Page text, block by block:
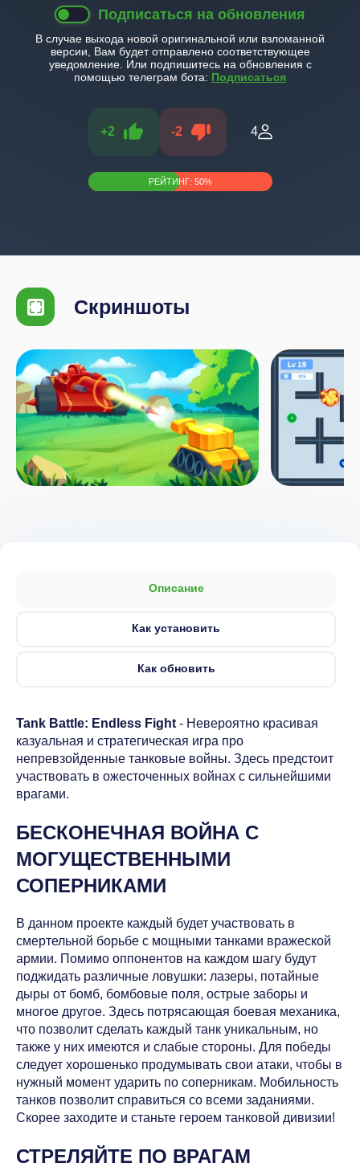
Подписаться на обновления
В случае выхода новой оригинальной или взломанной
версии, Вам будет отправлено соответствующее
уведомление. Или подпишитесь на обновления с
помощью телеграм бота: Подписаться
+2 -2 4
РЕЙТИНГ: 50%
Скриншоты
Описание
Как установить
Как обновить
Tank Battle: Endless Fight - Невероятно красивая
казуальная и стратегическая игра про
непревзойденные танковые войны. Здесь предстоит
участвовать в ожесточенных войнах с сильнейшими
врагами.
БЕСКОНЕЧНАЯ ВОЙНА С
МОГУЩЕСТВЕННЫМИ
СОПЕРНИКАМИ
В данном проекте каждый будет участвовать в
смертельной борьбе с мощными танками вражеской
армии. Помимо оппонентов на каждом шагу будут
поджидать различные ловушки: лазеры, потайные
дыры от бомб, бомбовые поля, острые заборы и
многое другое. Здесь потрясающая боевая механика,
что позволит сделать каждый танк уникальным, но
также у них имеются и слабые стороны. Для победы
следует хорошенько продумывать свои атаки, чтобы в
нужный момент ударить по соперникам. Мобильность
танков позволит справиться со всеми заданиями.
Скорее заходите и станьте героем танковой дивизии!
СТРЕЛЯЙТЕ ПО ВРАГАМ